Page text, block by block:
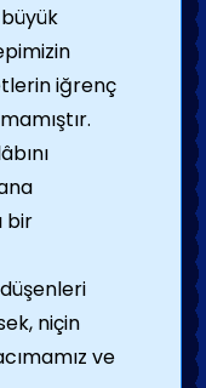
iğrenç
bir
niçin
ve